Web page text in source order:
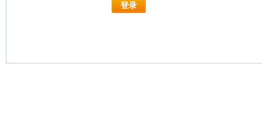
登录